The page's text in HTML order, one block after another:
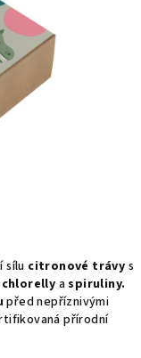
sílu citronové trávy s
chlorelly aspiruliny.
před nepříznivými
přírodní